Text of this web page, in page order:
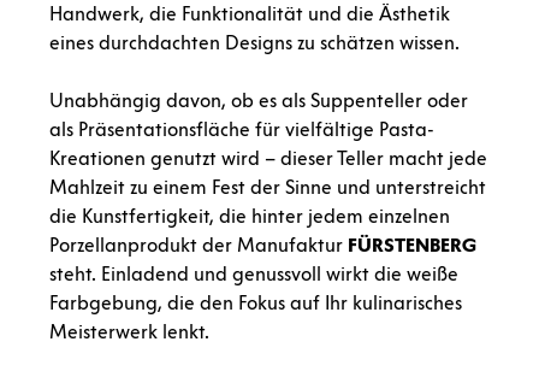
Handwerk, die Funktionalität und die Ästhetik
eines durchdachten Designs zu schätzen wissen.
Unabhängig davon, ob es als Suppenteller oder
als Präsentationsfläche für vielfältige Pasta-
Kreationen genutzt wird – dieser Teller macht jede
Mahlzeit zu einem Fest der Sinne und unterstreicht
die Kunstfertigkeit, die hinter jedem einzelnen
Porzellanprodukt der Manufaktur FÜRSTENBERG
steht. Einladend und genussvoll wirkt die weiße
Farbgebung, die den Fokus auf Ihr kulinarisches
Meisterwerk lenkt.